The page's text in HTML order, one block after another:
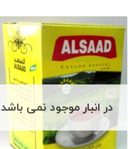
در انبار موجود نمی باشد